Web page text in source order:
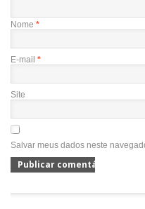
Nome *
E-mail *
Site
Salvar meus dados neste